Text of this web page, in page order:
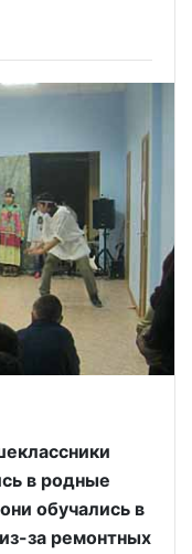
в родные
обучались в
за ремонтных